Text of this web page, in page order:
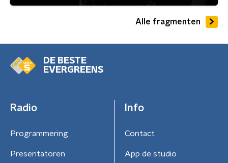
Alle fragmenten
DE BESTE
EVERGREENS
Radio
Programmering
Presentatoren
Info
Contact
App de studio